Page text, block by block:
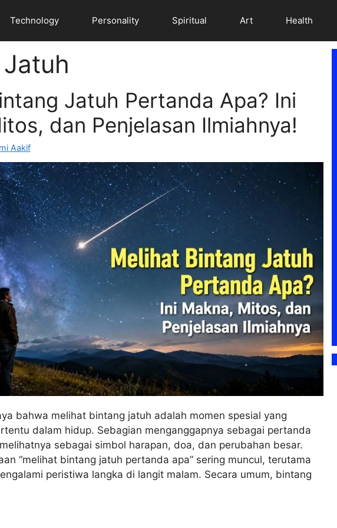
Technology Personality Spiritual Art Health
Jatuh Pertanda Apa? Ini
dan Penjelasan Ilmiahnya!
Aakif
bahwa melihat bintang jatuh adalah momen spesial yang
dalam hidup. Sebagian menganggapnya sebagai pertanda
sebagai simbol harapan, doa, dan perubahan besar.
“melihat bintang jatuh pertanda apa” sering muncul, terutama
peristiwa langka di langit malam. Secara umum, bintang